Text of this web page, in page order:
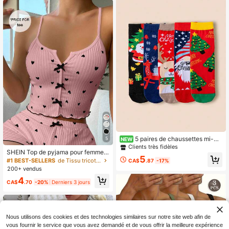
5
SHEIN Top de pyjama pour femmes
avec imprimé cœur et décoration d
e nœud
#1 BEST-SELLERS
de Tissu tricoté Hauts de nuit pour femmes
200+ vendus
CA$4.70 -20% Derniers 3 jours
NEW 5 paires de chaussettes mi-mo
llet mignonnes de Noël pour femme
Noël, chaussettes décontractées pr
r les cadeaux
Clients très fidèles
CA$5.87 -17%
Nous utilisons des cookies et des technologies similaires sur notre site web afin de
vous fournir le service que vous avez demandé et de vous offrir la meilleure expérience